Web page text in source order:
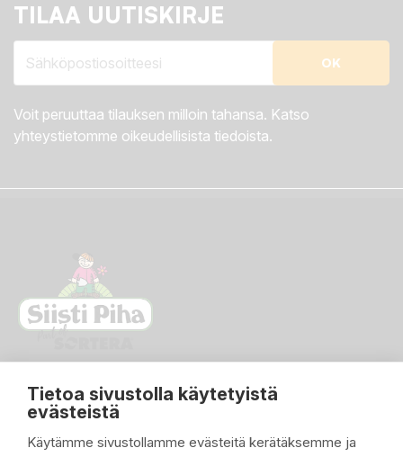
Tietoa sivustolla käytetyistä
evästeistä
Käytämme sivustollamme evästeitä kerätäksemme ja
TILAA UUTISKIRJE
Voit peruuttaa tilauksen milloin tahansa. Katso
yhteystietomme oikeudellisista tiedoista.